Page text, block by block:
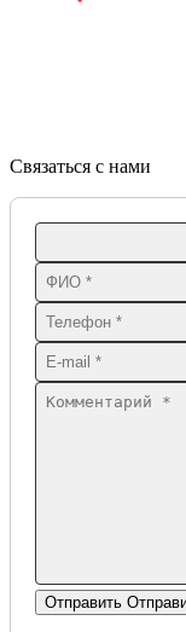
Связаться с нами
Отправить